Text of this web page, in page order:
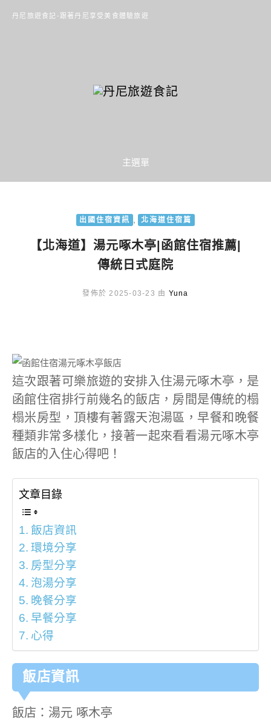
丹尼旅遊食記-跟著丹尼享受美食體驗旅遊
主選單
出國住宿資訊 北海道住宿篇
【北海道】湯元啄木亭|函館住宿推薦|
傳統日式庭院
發佈於 2025-03-23 由 Yuna
這次跟著可樂旅遊的安排入住湯元啄木亭，是
函館住宿排行前幾名的飯店，房間是傳統的榻
榻米房型，頂樓有著露天泡湯區，早餐和晚餐
種類非常多樣化，接著一起來看看湯元啄木亭
飯店的入住心得吧！
文章目錄
飯店資訊
環境分享
房型分享
泡湯分享
晚餐分享
早餐分享
心得
飯店資訊
飯店：湯元 啄木亭